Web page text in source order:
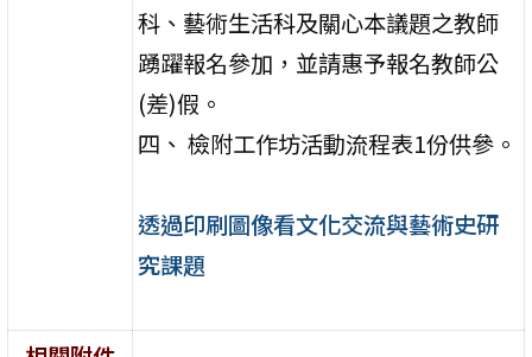
科、藝術生活科及關心本議題之教師
踴躍報名參加，並請惠予報名教師公
(差)假。
四、 檢附工作坊活動流程表1份供參。
透過印刷圖像看文化交流與藝術史研
究課題